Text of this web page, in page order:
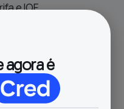
e IOF
e custo total, a
empurrar a dívida
ilusório.
agora é